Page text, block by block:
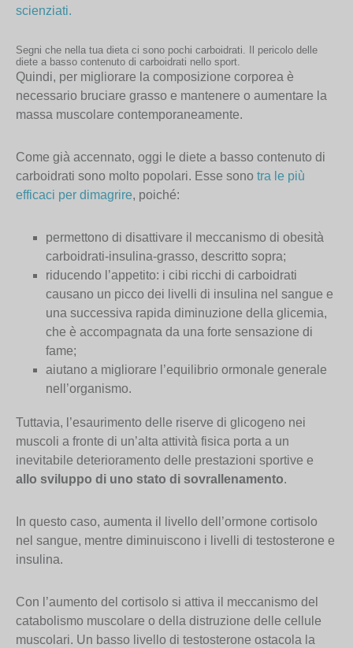
scienziati.
Segni che nella tua dieta ci sono pochi carboidrati. Il pericolo delle
diete a basso contenuto di carboidrati nello sport.
Quindi, per migliorare la composizione corporea è
necessario bruciare grasso e mantenere o aumentare la
massa muscolare contemporaneamente.
Come già accennato, oggi le diete a basso contenuto di
carboidrati sono molto popolari. Esse sono tra le più
efficaci per dimagrire, poiché:
permettono di disattivare il meccanismo di obesità
carboidrati-insulina-grasso, descritto sopra;
riducendo l’appetito: i cibi ricchi di carboidrati
causano un picco dei livelli di insulina nel sangue e
una successiva rapida diminuzione della glicemia,
che è accompagnata da una forte sensazione di
fame;
aiutano a migliorare l’equilibrio ormonale generale
nell’organismo.
Tuttavia, l’esaurimento delle riserve di glicogeno nei
muscoli a fronte di un’alta attività fisica porta a un
inevitabile deterioramento delle prestazioni sportive e
allo sviluppo di uno stato di sovrallenamento.
In questo caso, aumenta il livello dell’ormone cortisolo
nel sangue, mentre diminuiscono i livelli di testosterone e
insulina.
Con l’aumento del cortisolo si attiva il meccanismo del
catabolismo muscolare o della distruzione delle cellule
muscolari. Un basso livello di testosterone ostacola la